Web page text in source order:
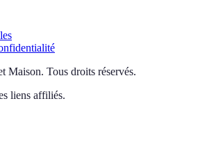
Maison. Tous droits réservés.
liens affiliés.